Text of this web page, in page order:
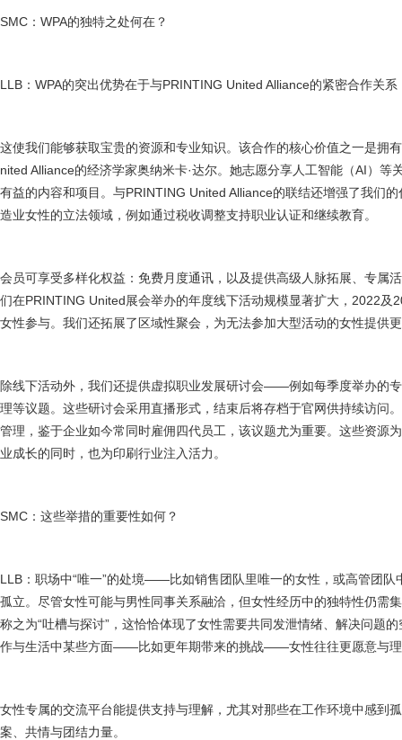
SMC：WPA的独特之处何在？
LLB：WPA的突出优势在于与PRINTING United Alliance的紧密合作关系
这使我们能够获取宝贵的资源和专业知识。该合作的核心价值之一是拥
nited Alliance的经济学家奥纳米卡·达尔。她志愿分享人工智能（AI）等
有益的内容和项目。与PRINTING United Alliance的联结还增强了我们
造业女性的立法领域，例如通过税收调整支持职业认证和继续教育。
会员可享受多样化权益：免费月度通讯，以及提供高级人脉拓展、专属
们在PRINTING United展会举办的年度线下活动规模显著扩大，2022及
女性参与。我们还拓展了区域性聚会，为无法参加大型活动的女性提供
除线下活动外，我们还提供虚拟职业发展研讨会——例如每季度举办的
理等议题。这些研讨会采用直播形式，结束后将存档于官网供持续访问
管理，鉴于企业如今常同时雇佣四代员工，该议题尤为重要。这些资源
业成长的同时，也为印刷行业注入活力。
SMC：这些举措的重要性如何？
LLB：职场中“唯一”的处境——比如销售团队里唯一的女性，或高管团
孤立。尽管女性可能与男性同事关系融洽，但女性经历中的独特性仍需
称之为“吐槽与探讨”，这恰恰体现了女性需要共同发泄情绪、解决问题
作与生活中某些方面——比如更年期带来的挑战——女性往往更愿意与理
女性专属的交流平台能提供支持与理解，尤其对那些在工作环境中感到
案、共情与团结力量。